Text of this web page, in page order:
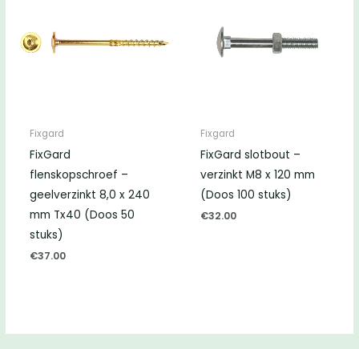
Fixgard
FixGard
flenskopschroef –
geelverzinkt 8,0 x 240
mm Tx40 (Doos 50
stuks)
€37.00
Fixgard
FixGard slotbout –
verzinkt M8 x 120 mm
(Doos 100 stuks)
€32.00